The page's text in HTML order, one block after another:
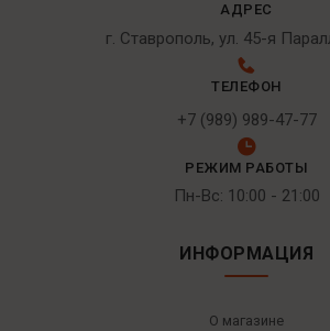
АДРЕС
г. Ставрополь, ул. 45-я
ТЕЛЕФОН
+7 (989) 989-47-77
РЕЖИМ РАБОТЫ
Пн-Вс: 10:00 - 21:00
ИНФОРМАЦИЯ
О магазине